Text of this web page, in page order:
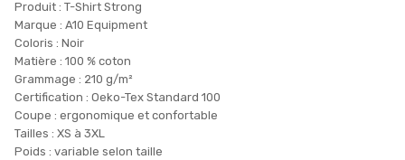
Produit : T-Shirt Strong
Marque : A10 Equipment
Coloris : Noir
Matière : 100 % coton
Grammage : 210 g/m²
Certification : Oeko-Tex Standard 100
Coupe : ergonomique et confortable
Tailles : XS à 3XL
Poids : variable selon taille